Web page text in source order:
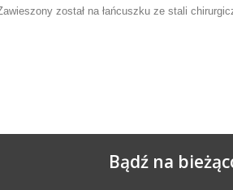
został na łańcuszku ze stali
Bądź na